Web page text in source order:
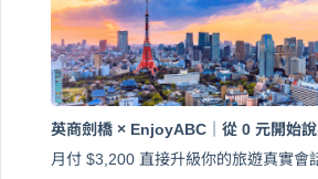
英商劍橋 × EnjoyABC｜從 0 元開始說
月付 $3,200 直接升級你的旅遊真實